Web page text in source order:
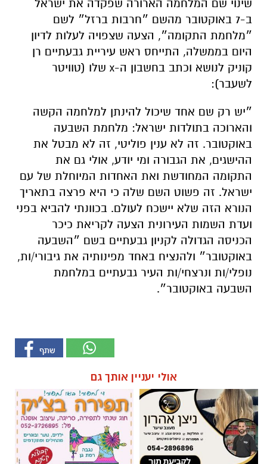
קוניק לנושא וכתב בחשבון ה-x שלו (טוויטר
לשעבר):
״יש רק שם אחד שיכול להינתן למלחמה הקשה
והארוכה בתולדות ישראל: מלחמת השבעה
באוקטובר. זה לא ענין פוליטי, זה לא מבטל את
התקומה המחודשת ואת האחדות המיוחלת של עם
ישראל. זה פשוט השם שלה כי היא פרצה בתאריך
הנורא הזה שלא יישכח לעולם. בכוונתי להביא בפני
ועדת השמות העירונית הצעה לקריאת כיכר
הכניסה הגדולה לקניון גבעתיים בשם ״השבעה
באוקטובר״ ולהנציח באחד מפינותיה את גיבורי/ות,
נופלי/ות ונרצחי/ות העיר גבעתיים במלחמת
השבעה באוקטובר״.
ניצן אהרון - מספרת בוטיק ברמת
גן ״מומחה לעיצוב שיער,
החלקות, וצבעים״
חוג שנתי לתפירה, סריגה, עיצוב
אופנה